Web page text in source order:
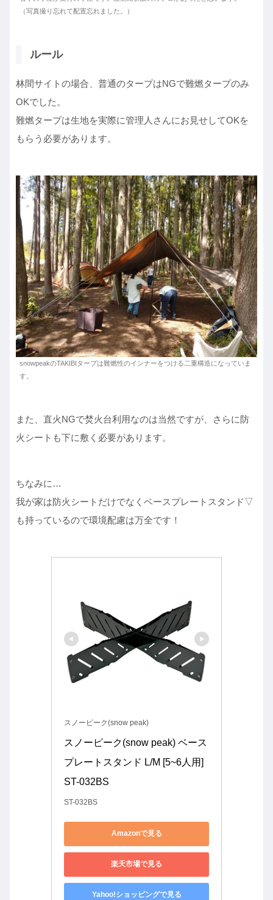
（写真撮り忘れて配置忘れました。）
ルール
林間サイトの場合、普通のタープはNGで難燃タープのみ
OKでした。
難燃タープは生地を実際に管理人さんにお見せしてOKを
もらう必要があります。
snowpeakのTAKIBIタープは難燃性のインナーをつける二重構造になっていま
す。
また、直火NGで焚火台利用なのは当然ですが、さらに防
火シートも下に敷く必要があります。
ちなみに…
我が家は防火シートだけでなくベースプレートスタンド▽
も持っているので環境配慮は万全です！
スノーピーク(snow peak)
スノーピーク(snow peak) ベース
プレートスタンド L/M [5~6人用]
ST-032BS
ST-032BS
Amazonで見る
楽天市場で見る
Yahoo!ショッピングで見る